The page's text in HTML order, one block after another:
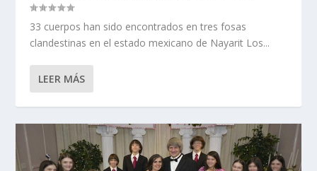
33 cuerpos han sido encontrados en tres fosas
clandestinas en el estado mexicano de Nayarit Los...
LEER MÁS